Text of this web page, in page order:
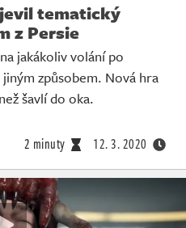
tematický
z Persie
jakákoliv volání po
způsobem. Nová hra
šavlí do oka.
2 minuty 12. 3. 2020